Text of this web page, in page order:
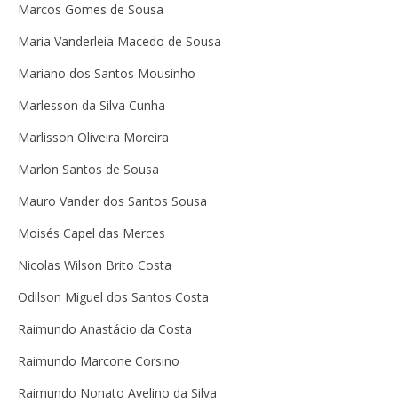
Marcos Gomes de Sousa
Maria Vanderleia Macedo de Sousa
Mariano dos Santos Mousinho
Marlesson da Silva Cunha
Marlisson Oliveira Moreira
Marlon Santos de Sousa
Mauro Vander dos Santos Sousa
Moisés Capel das Merces
Nicolas Wilson Brito Costa
Odilson Miguel dos Santos Costa
Raimundo Anastácio da Costa
Raimundo Marcone Corsino
Raimundo Nonato Avelino da Silva